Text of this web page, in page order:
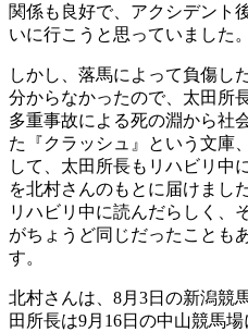
関係も良好で、アクシデント
いに行こうと思っていました。
しかし、落馬によって負傷し
分からなかったので、太田所
多重事故による死の淵から社
た『クラッシュ』という文庫
して、太田所長もリハビリ中
を北村さんのもとに届けまし
リハビリ中に読んだらしく、
がちょうど同じだったことも
す。
北村さんは、8月3日の新潟競
田所長は9月16日の中山競馬